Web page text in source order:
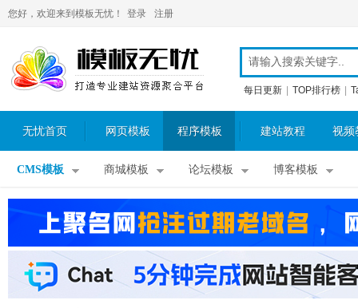
您好，欢迎来到模板无忧！ 登录 注册
每日更新 TOP排行榜
无忧首页 网页模板 程序模板 建站教程 视频
CMS模板 商城模板 论坛模板 博客模板